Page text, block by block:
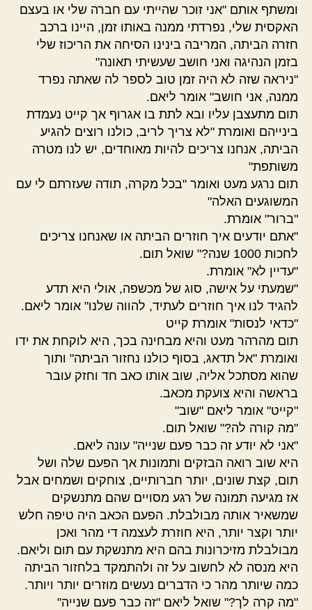
ומשתף אותם "אני זוכר שהייתי עם חברה שלי או בעצם
האקסית שלי, נפרדתי ממנה באותו זמן, היינו ברכב
חזרה הביתה, המריבה בינינו הסיחה את הריכוז שלי
בזמן הנהיגה ואני חושב שעשיתי תאונה"
"ניראה שזה לא היה זמן טוב לספר לה שאתה נפרד
ממנה, אני חושב" אומר ליאם.
תום מתעצבן עליו ובא לתת בו אגרוף אך קייט נעמדת
בינייהם ואומרת "לא צריך לריב, כולנו רוצים להגיע
הביתה, אנחנו צריכים להיות מאוחדים, יש לנו מטרה
משותפת"
תום נרגע מעט ואומר "בכל מקרה, תודה שעזרתם לי עם
המשוגעים האלה"
"ברור" אומרת.
"אתם יודעים איך חוזרים הביתה או שאנחנו צריכים
לחכות 1000 שנה?" שואל תום.
"עדיין לא" אומרת.
"שמעתי על אישה, סוג של מכשפה, אולי היא תדע
להגיד לנו איך חוזרים לעתיד, להווה שלנו" אומר ליאם.
"כדאי לנסות" אומרת קייט
תום מהרהר מעט והיא מבחינה בכך, היא לוקחת את ידו
ואומרת "אל תדאג, בסוף כולנו נחזור הביתה" ותוך
שהוא מסתכל אליה, שוב אותו כאב חד וחזק עובר
בראשה והיא צועקת מכאב.
"קייט" אומר ליאם "שוב"
"מה קורה לה?" שואל תום.
"אני לא יודע זה כבר פעם שנייה" עונה ליאם.
היא שוב רואה הבזקים ותמונות אך הפעם שלה ושל
תום, קצת שונים, יותר חברותיים, צוחקים ושמחים אבל
אז מגיעה תמונה של רגע מסויים שהם מתנשקים
שמשאיר אותה מבולבלת. הפעם הכאב היה טיפה חלש
יותר וקצר יותר, היא חוזרת לעצמה די מהר ואכן
מבולבלת מזיכרונות בהם היא מתנשקת עם תום וליאם.
היא מנסה לא לחשוב על זה ולהתמקד בלחזור הביתה
כמה שיותר מהר כי הדברים נעשים מוזרים יותר ויותר.
"מה קרה לך?" שואל ליאם "זה כבר פעם שנייה"